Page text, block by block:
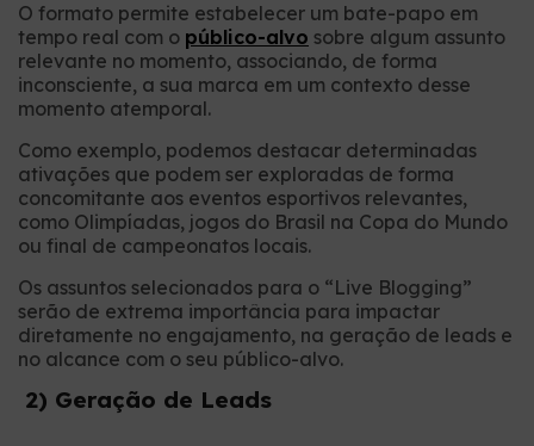
O formato permite estabelecer um bate-papo em
tempo real com o público-alvo sobre algum assunto
relevante no momento, associando, de forma
inconsciente, a sua marca em um contexto desse
momento atemporal.
Como exemplo, podemos destacar determinadas
ativações que podem ser exploradas de forma
concomitante aos eventos esportivos relevantes,
como Olimpíadas, jogos do Brasil na Copa do Mundo
ou final de campeonatos locais.
Os assuntos selecionados para o “Live Blogging”
serão de extrema importância para impactar
diretamente no engajamento, na geração de leads e
no alcance com o seu público-alvo.
2) Geração de Leads